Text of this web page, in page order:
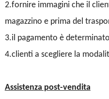
2.fornire immagini che il
magazzino e prima del
3.il pagamento è
4.clienti a scegliere la
Assistenza post-vendita